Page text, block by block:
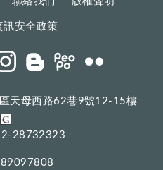
訊安全政策
天母西路62巷9號12-15樓
28732323
89097808